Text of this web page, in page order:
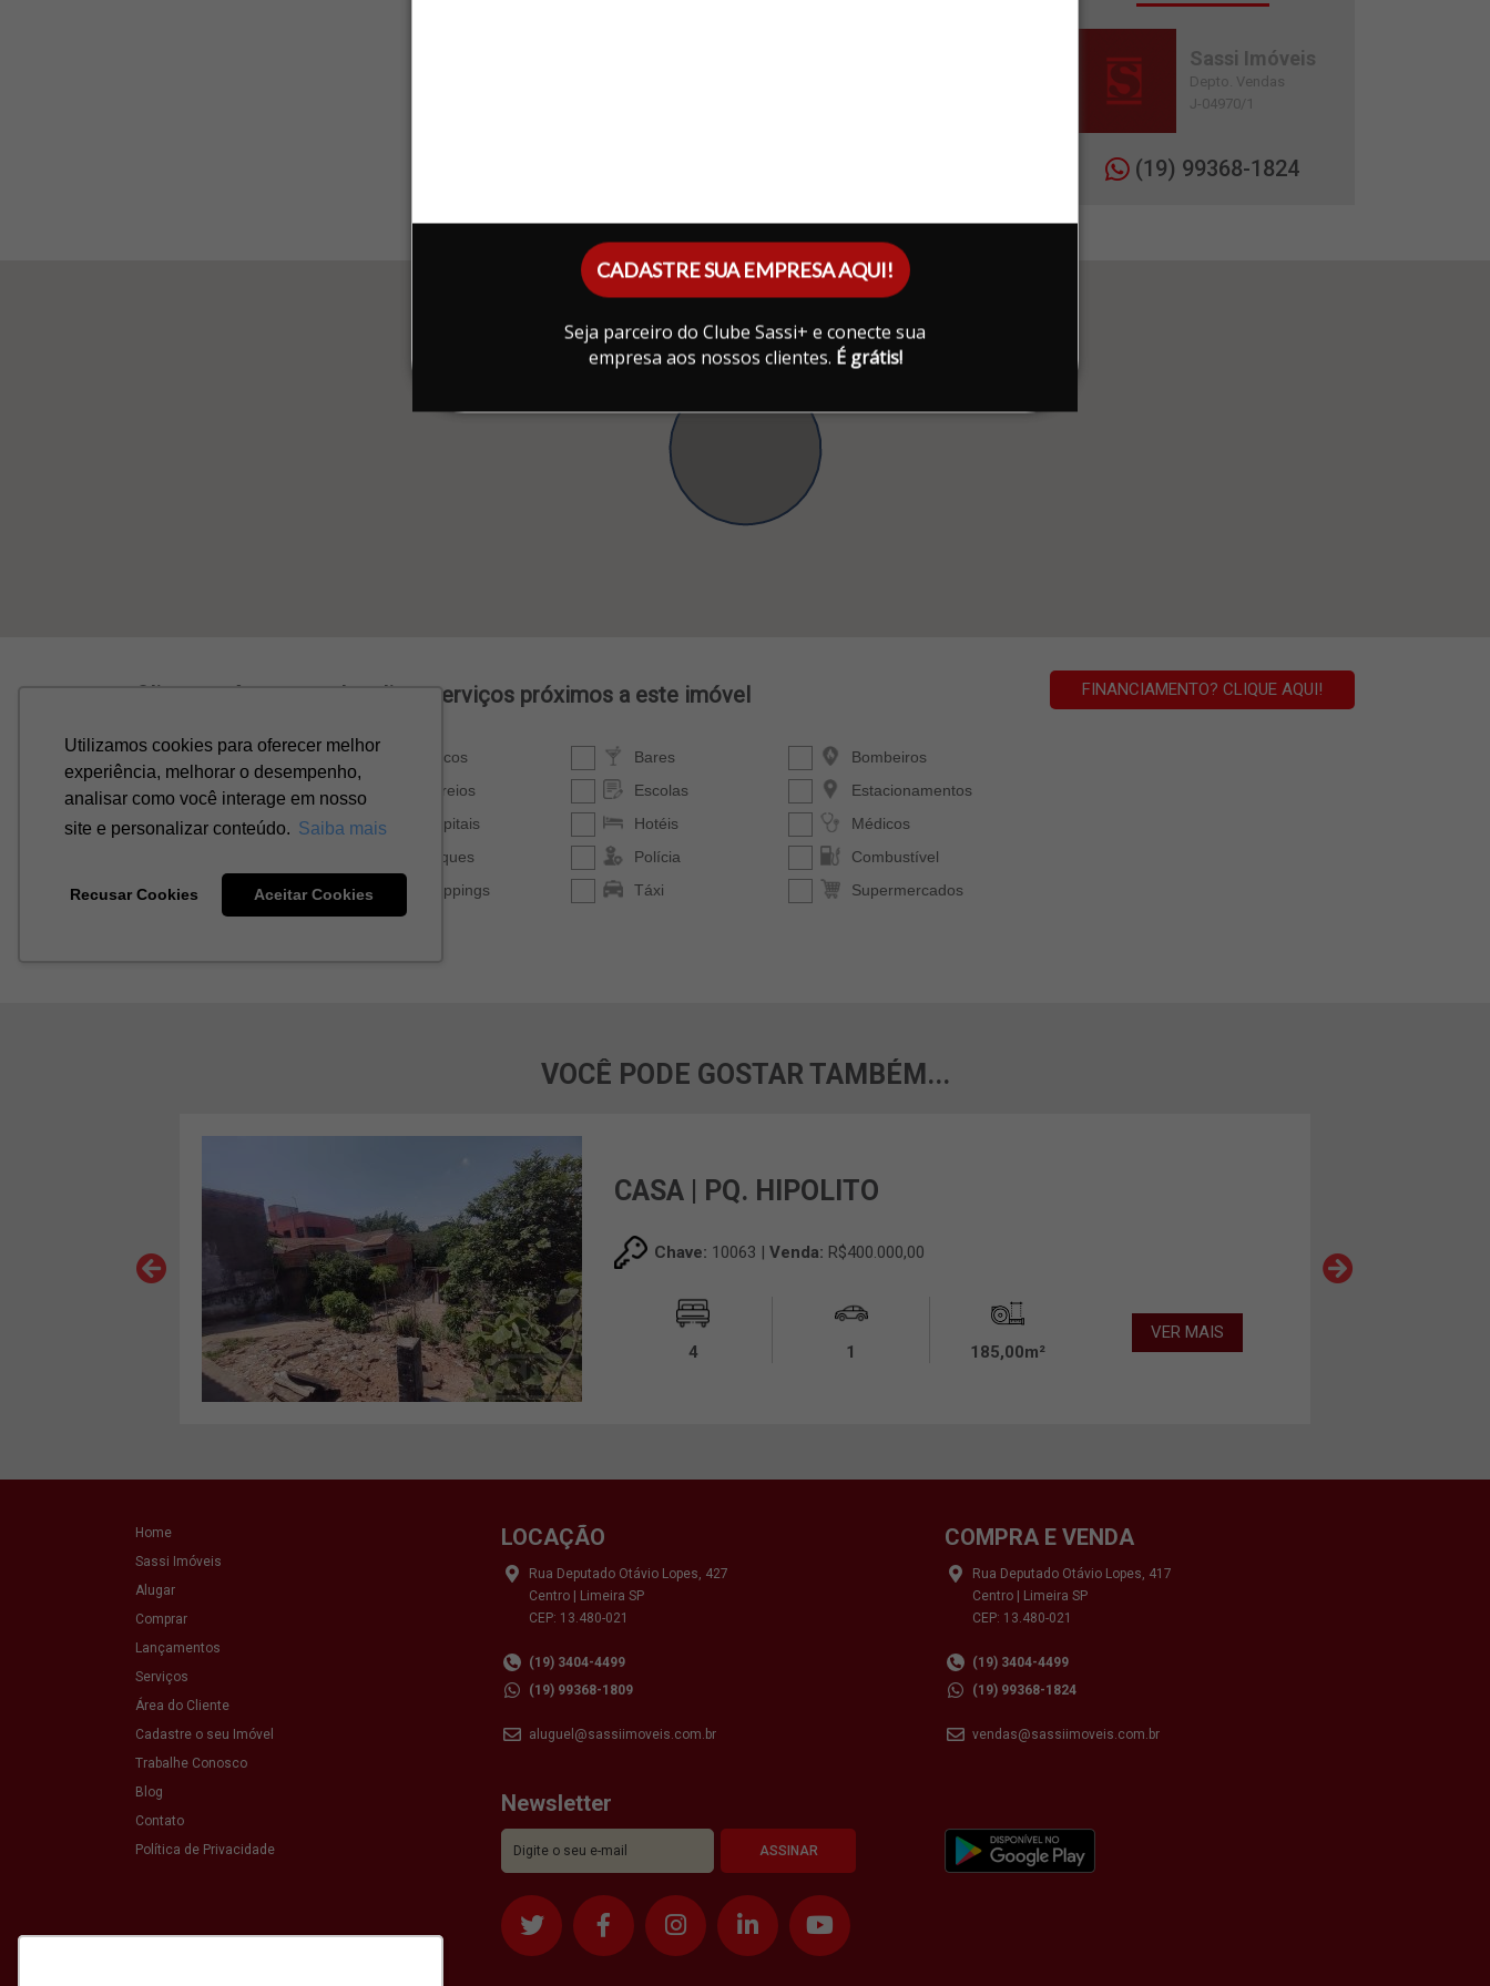
CADASTRE SUA EMPRESA AQUI!
Seja parceiro do Clube Sassi+ e conecte sua
empresa aos nossos clientes. É grátis!
Sassi Imóveis
Depto. Vendas
J-04970/1
(19) 99368-1824
VOCÊ PODE GOSTAR TAMBÉM...
CASA | PQ. HIPOLITO
Chave: 10063 |Venda: R$400.000,00
4 1 185,00m²
VER MAIS
Home
Sassi Imóveis
Alugar
Comprar
Lançamentos
Serviços
Área do Cliente
Cadastre o seu Imóvel
Trabalhe Conosco
Blog
Contato
Política de Privacidade
LOCAÇÃO
Rua Deputado Otávio Lopes, 427
Centro | Limeira SP
CEP: 13.480-021
(19) 3404-4499
(19) 99368-1809
aluguel@sassiimoveis.com.br
COMPRA E VENDA
Rua Deputado Otávio Lopes, 417
Centro | Limeira SP
CEP: 13.480-021
(19) 3404-4499
(19) 99368-1824
vendas@sassiimoveis.com.br
Newsletter